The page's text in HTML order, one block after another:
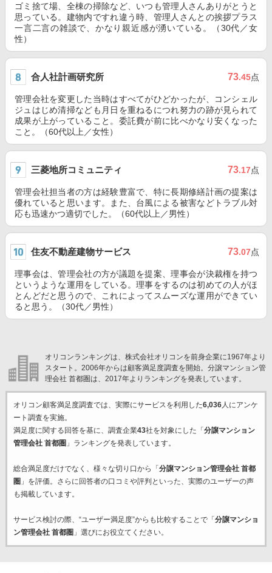
ゴミ捨て場、全棟の掃除など、いつも管理人さんありがとうと
思っている。建物内ですれ違う時、管理人さんとの挨拶プラス
一言二言の雑談で、かなり親近感が湧いている。（30代／女
性）
合人社計画研究所 73.45点
管理会社を変更した当時はすべてがひどかったが、コンシェル
ジュはじめ清掃なども月日を重ねるにつれ努力の跡が見られて
成果が上がっていること。委託費が前に比べかなり安くなった
こと。（60代以上／女性）
三菱地所コミュニティ 73.17点
管理会社担当者の方は経験豊富で、特に長期修繕計画の提案は
優れていると思います。また、台風による被害などトラブル対
応も迅速かつ適切でした。（60代以上／男性）
住友不動産建物サービス 73.07点
理事会は、管理会社の方が議題を提案、理事会が決裁権を持つ
というような運用をしている。理事をするのは初めての人がほ
とんどだと思うので、これによってスムーズな運用ができてい
ると思う。（30代／男性）
オリコンランキングは、株式会社オリコンを前身企業に1967年より
スタート。2006年からは顧客満足度調査を開始。分譲マンション管
理会社 首都圏は、2017年よりランキングを発表しています。
オリコン顧客満足度調査では、実際にサービスを利用した6,036人にアンケ
ート調査を実施。
満足度に関する回答を基に、調査企業43社を対象にした「 分譲マンション
管理会社 首都圏 」ランキングを発表しています。
総合満足度だけでなく、様々な切り口から「 分譲マンション管理会社 首都
圏 」を評価。さらに回答者の口コミや評判といった、実際のユーザーの声
も掲載しています。
サービス検討の際、“ユーザー満足度”からも比較することで「 分譲マンショ
ン管理会社 首都圏 」選びにお役立てください。